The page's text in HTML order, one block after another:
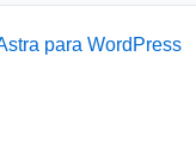
para WordPress